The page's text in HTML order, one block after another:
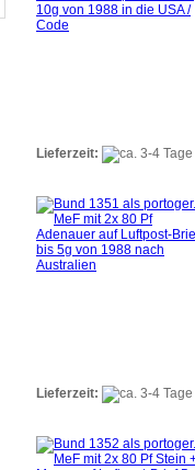
Lieferzeit:
Lieferzeit: